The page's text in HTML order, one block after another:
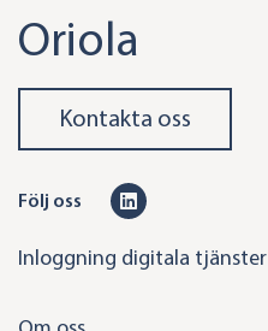
Oriola
Kontakta oss
Följ oss
n
Inloggning digitala tjänster